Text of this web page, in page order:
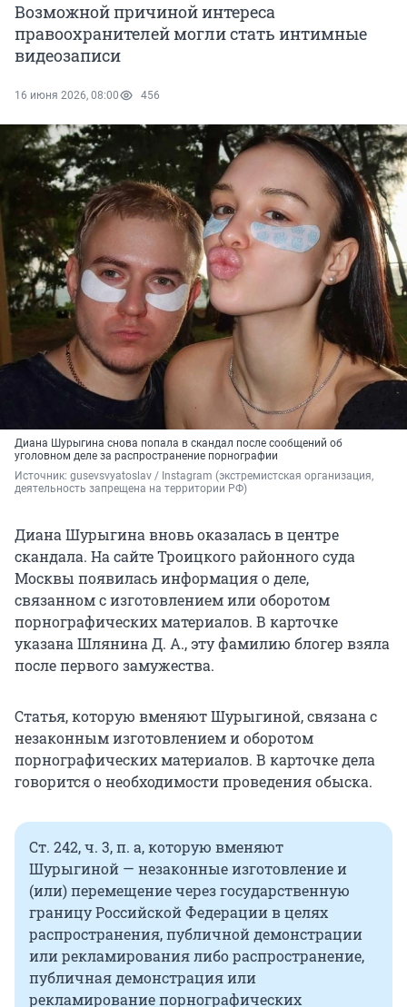
Возможной причиной интереса
правоохранителей могли стать интимные
видеозаписи
16 июня 2026, 08:00 456
Диана Шурыгина снова попала в скандал после сообщений об
уголовном деле за распространение порнографии
Источник: gusevsvyatoslav / Instagram (экстремистская организация,
деятельность запрещена на территории РФ)
Диана Шурыгина вновь оказалась в центре
скандала. На сайте Троицкого районного суда
Москвы появилась информация о деле,
связанном с изготовлением или оборотом
порнографических материалов. В карточке
указана Шлянина Д. А., эту фамилию блогер взяла
после первого замужества.
Статья, которую вменяют Шурыгиной, связана с
незаконным изготовлением и оборотом
порнографических материалов. В карточке дела
говорится о необходимости проведения обыска.
Ст. 242, ч. 3, п. а, которую вменяют
Шурыгиной — незаконные изготовление и
(или) перемещение через государственную
границу Российской Федерации в целях
распространения, публичной демонстрации
или рекламирования либо распространение,
публичная демонстрация или
рекламирование порнографических